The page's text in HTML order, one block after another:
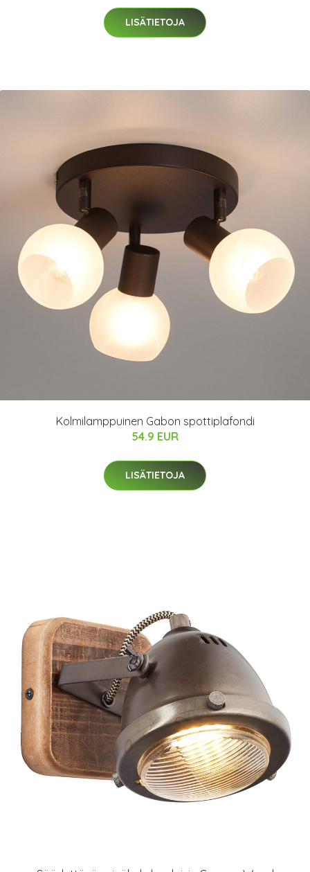
LISÄTIETOJA
Kolmilamppuinen Gabon spottiplafondi
54.9 EUR
LISÄTIETOJA